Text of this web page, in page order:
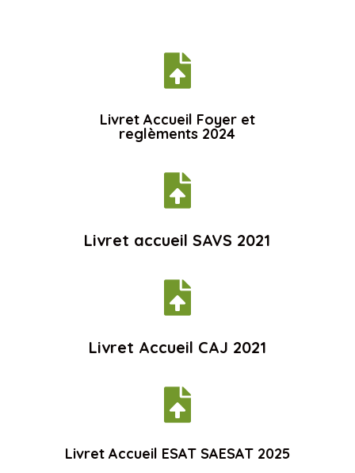

Livret Accueil Foyer et
reglèments 2024

Livret accueil SAVS 2021

Livret Accueil CAJ 2021

Livret Accueil ESAT SAESAT 2025